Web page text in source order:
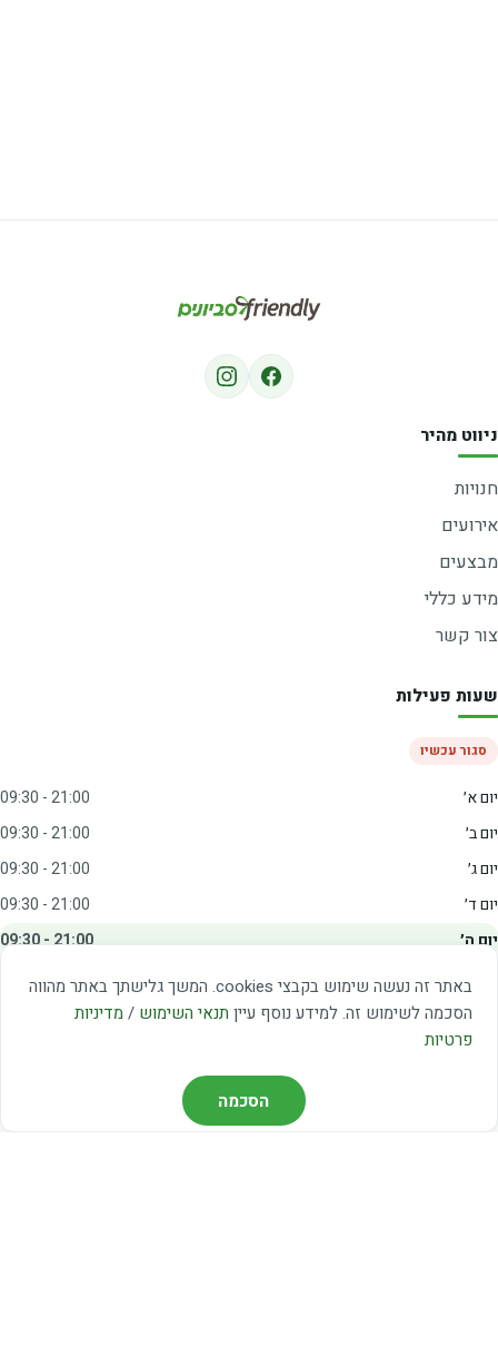
באתר זה נעשה שימוש בקבצי cookies. המשך גלישתך באתר מהווה
הסכמה לשימוש זה. למידע נוסף עיין תנאי השימוש / מדיניות
פרטיות
הסכמה
ניווט מהיר
חנויות
אירועים
מבצעים
מידע כללי
צור קשר
שעות פעילות
סגור עכשיו
יום א׳
09:30 - 21:00
יום ב׳
09:30 - 21:00
יום ג׳
09:30 - 21:00
יום ד׳
09:30 - 21:00
יום ה׳
09:30 - 21:00
09:00 - 15:00
שבת
20:00 - 23:00